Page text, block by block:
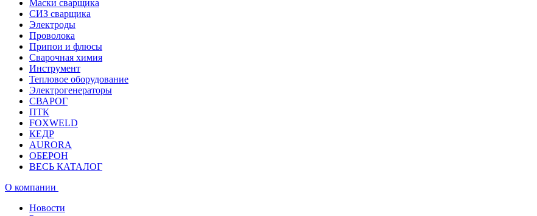
Маски сварщика
СИЗ сварщика
Электроды
Проволока
Припои и флюсы
Сварочная химия
Инструмент
Тепловое оборудование
Электрогенераторы
СВАРОГ
ПТК
FOXWELD
КЕДР
AURORA
ОБЕРОН
ВЕСЬ КАТАЛОГ
О компании
Новости